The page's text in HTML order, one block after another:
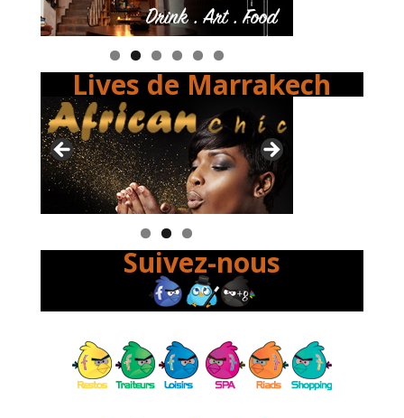
Lives de Marrakech
Suivez-nous